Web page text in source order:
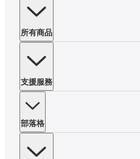
所有商品
支援服務
部落格